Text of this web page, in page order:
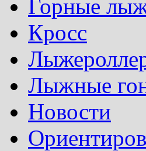
Горные
Кросс
Лыжные
Новости